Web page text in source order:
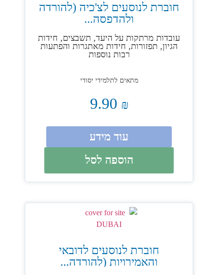
חוברת לנוסעים לצ'כיה (להורדה
ולהדפסה...
עובדות מרתקות על היעד, תשבצים, חידות
הגיון, תפזורות, חידות מאתגרות והפתעות
רבות נוספות
מתאים לתלמידי יסודי
₪
עוד מידע
הוספה לסל
חוברת לנוסעים לדובאי
והאמירויות (להורדה...